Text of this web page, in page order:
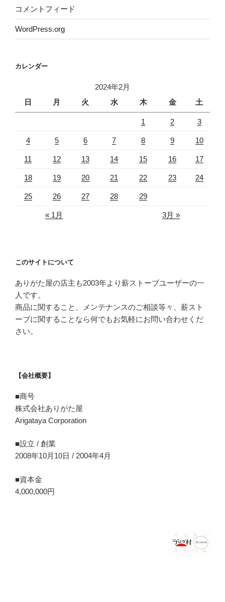
コメントフィード
WordPress.org
カレンダー
2024年2月
日
月 火 水 木 金 土
1 2 3
4 5 6 7 8 9 10
11 12 13 14 15 16 17
18 19 20 21 22 23 24
25 26 27 28 29
« 1月 3月 »
このサイトについて
ありがた屋の店主も2003年より薪ストーブユーザーの一
人です。
商品に関すること、メンテナンスのご相談等々、薪スト
ーブに関することなら何でもお気軽にお問い合わせくだ
さい。
【会社概要】
■商号
株式会社ありがた屋
Arigataya Corporation
■設立 / 創業
2008年10月10日 / 2004年4月
■資本金
4,000,000円